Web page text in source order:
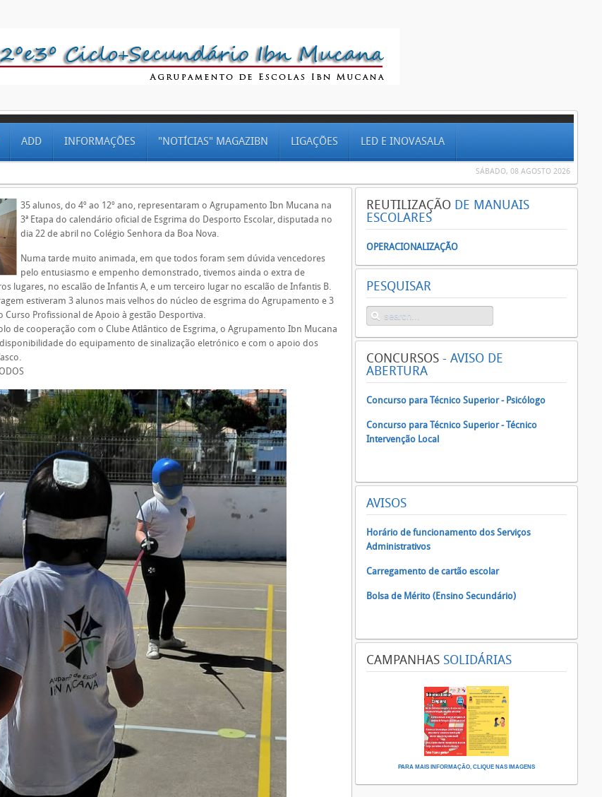
ADD INFORMAÇÕES "NOTÍCIAS" MAGAZIBN LIGAÇÕES LED E INOVASALA
SÁBADO, 08 AGOSTO 2026
35 alunos, do 4º ao 12º ano, representaram o Agrupamento Ibn Mucana na
3ª Etapa do calendário oficial de Esgrima do Desporto Escolar, disputada no
dia 22 de abril no Colégio Senhora da Boa Nova.
Numa tarde muito animada, em que todos foram sem dúvida vencedores
pelo entusiasmo e empenho demonstrado, tivemos ainda o extra de
lugares, no escalão de Infantis A, e um terceiro lugar no escalão de Infantis B.
estiveram 3 alunos mais velhos do núcleo de esgrima do Agrupamento e 3
Curso Profissional de Apoio à gestão Desportiva.
de cooperação com o Clube Atlântico de Esgrima, o Agrupamento Ibn Mucana
do equipamento de sinalização eletrónico e com o apoio dos
REUTILIZAÇÃO DE MANUAIS
ESCOLARES
OPERACIONALIZAÇÃO
PESQUISAR
CONCURSOS - AVISO DE
ABERTURA
Concurso para Técnico Superior - Psicólogo
Concurso para Técnico Superior - Técnico
Intervenção Local
AVISOS
Horário de funcionamento dos Serviços
Administrativos
Carregamento de cartão escolar
Bolsa de Mérito (Ensino Secundário)
CAMPANHAS SOLIDÁRIAS
PARA MAIS INFORMAÇÃO, CLIQUE NAS IMAGENS